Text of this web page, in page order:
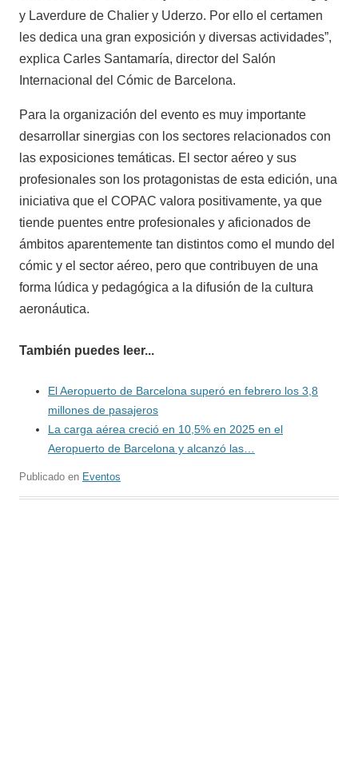
y Laverdure de Chalier y Uderzo. Por ello el certamen
les dedica una gran exposición y diversas actividades”,
explica Carles Santamaría, director del Salón
Internacional del Cómic de Barcelona.
Para la organización del evento es muy importante
desarrollar sinergias con los sectores relacionados con
las exposiciones temáticas. El sector aéreo y sus
profesionales son los protagonistas de esta edición, una
iniciativa que el COPAC valora positivamente, ya que
tiende puentes entre profesionales y aficionados de
ámbitos aparentemente tan distintos como el mundo del
cómic y el sector aéreo, pero que contribuyen de una
forma lúdica y pedagógica a la difusión de la cultura
aeronáutica.
También puedes leer...
El Aeropuerto de Barcelona superó en febrero los 3,8
millones de pasajeros
La carga aérea creció en 10,5% en 2025 en el
Aeropuerto de Barcelona y alcanzó las…
Publicado en Eventos